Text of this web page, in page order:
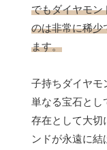
でもダイヤモン
のは非常に稀少
ます。
子持ちダイヤモ
単なる宝石とし
存在として大切
ンドが永遠に